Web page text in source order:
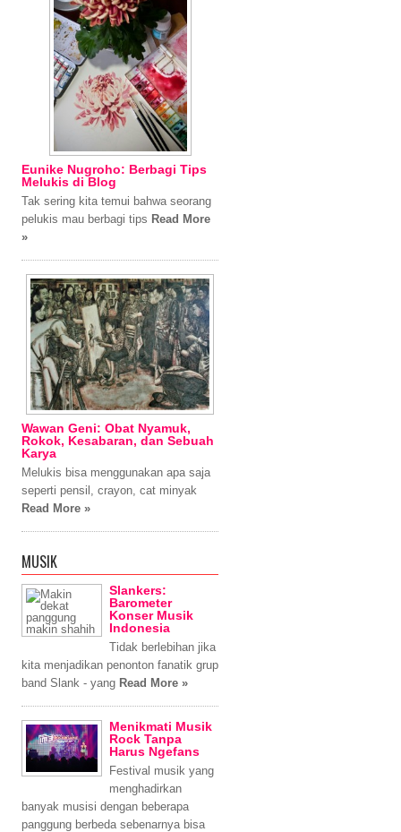
Eunike Nugroho: Berbagi Tips
Melukis di Blog
Tak sering kita temui bahwa seorang
pelukis mau berbagi tips Read More
»
Wawan Geni: Obat Nyamuk,
Rokok, Kesabaran, dan Sebuah
Karya
Melukis bisa menggunakan apa saja
seperti pensil, crayon, cat minyak
Read More »
MUSIK
Slankers:
Barometer
Konser Musik
Indonesia
Tidak berlebihan jika
kita menjadikan penonton fanatik grup
band Slank - yang Read More »
Menikmati Musik
Rock Tanpa
Harus Ngefans
Festival musik yang
menghadirkan
banyak musisi dengan beberapa
panggung berbeda sebenarnya bisa